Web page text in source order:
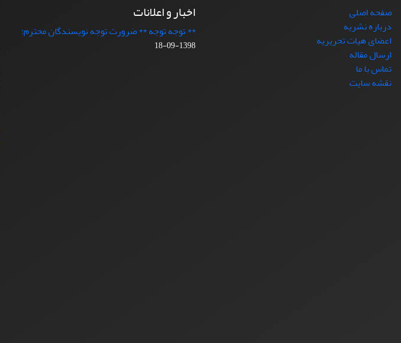
صفحه اصلی
درباره نشریه
اعضای هیات تحریریه
ارسال مقاله
تماس با ما
نقشه سایت
اخبار و اعلانات
** توجه توجه ** ضرورت توجه نویسندگان محترم:
1398-09-18